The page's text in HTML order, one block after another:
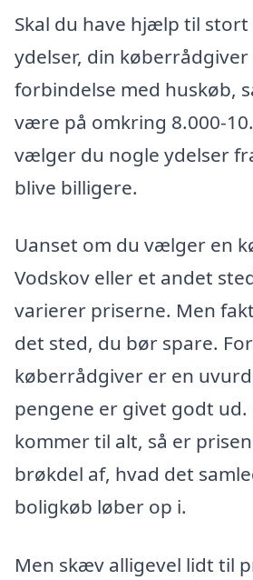
Skal du have hjælp til stort
ydelser, din
forbindelse med huskøb,
være på omkring 8.000-
vælger du nogle ydelser
blive billigere.
Uanset om du vælger en
Vodskov eller et andet
varierer priserne. Men
det sted, du bør spare.
køberrådgiver er en
pengene er givet godt ud.
kommer til alt, så er
brøkdel af, hvad det
boligkøb løber op i.
Men skæv alligevel lidt til